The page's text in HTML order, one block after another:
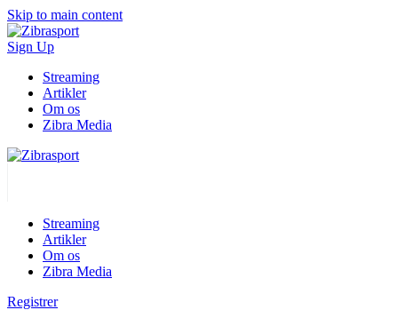
Skip to main content
Sign Up
Streaming
Artikler
Om os
Zibra Media
Streaming
Artikler
Om os
Zibra Media
Registrer